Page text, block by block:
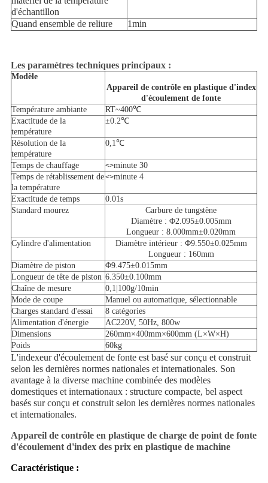
d'échantillon
Quand ensemble de reliure
1min
Les paramètres techniques principaux :
Modèle
Appareil de contrôle en plastique d'index
d'écoulement de fonte
Température ambiante
RT~400℃
Exactitude de la
température
±0.2℃
Résolution de la
température
0,1℃
Temps de chauffage <>minute 30
Temps de rétablissement de
la température
<>minute 4
Exactitude de temps
0.01s
Standard mourez
Carbure de tungstène
Diamètre : Φ2.095±0.005mm
Longueur : 8.000mm±0.020mm
Cylindre d'alimentation
Diamètre intérieur : Φ9.550±0.025mm
Longueur : 160mm
Diamètre de piston
Φ9.475±0.015mm
Longueur de tête de piston 6.350±0.100mm
Chaîne de mesure
0,1|100g/10min
Mode de coupe
Manuel ou automatique, sélectionnable
Charges standard d'essai
8 catégories
Alimentation d'énergie
AC220V, 50Hz, 800w
Dimensions
260mm×400mm×600mm (L×W×H)
Poids
60kg
L'indexeur d'écoulement de fonte est basé sur conçu et construit
selon les dernières normes nationales et internationales. Son
avantage à la diverse machine combinée des modèles
domestiques et internationaux : structure compacte, bel aspect
basés sur conçu et construit selon les dernières normes nationales
et internationales.
Appareil de contrôle en plastique de charge de point de fonte
d'écoulement d'index des prix en plastique de machine
Caractéristique :